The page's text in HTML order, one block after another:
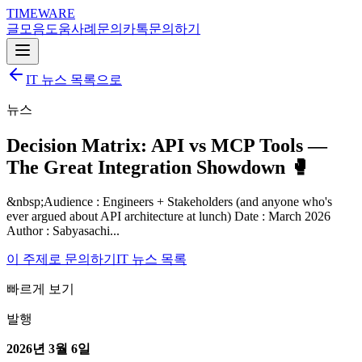
TIMEWARE
글 모음도움사례 문의 카톡문의하기
IT 뉴스 목록으로
뉴스
Decision Matrix: API vs MCP Tools —
The Great Integration Showdown 🥊
&nbsp;Audience : Engineers + Stakeholders (and anyone who's
ever argued about API architecture at lunch) Date : March 2026
Author : Sabyasachi...
이 주제로 문의하기 IT 뉴스 목록
빠르게 보기
발행
2026년 3월 6일